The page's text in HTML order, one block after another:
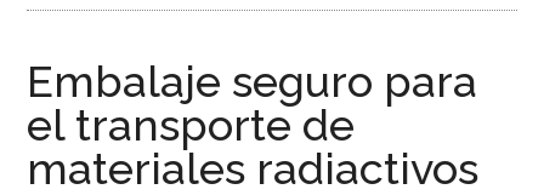
Embalaje seguro para
el transporte de
materiales radiactivos